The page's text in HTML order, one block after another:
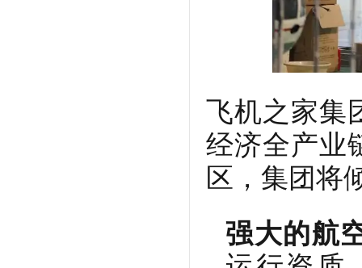
飞机之家集
经济全产业
区，集团将
强大的航